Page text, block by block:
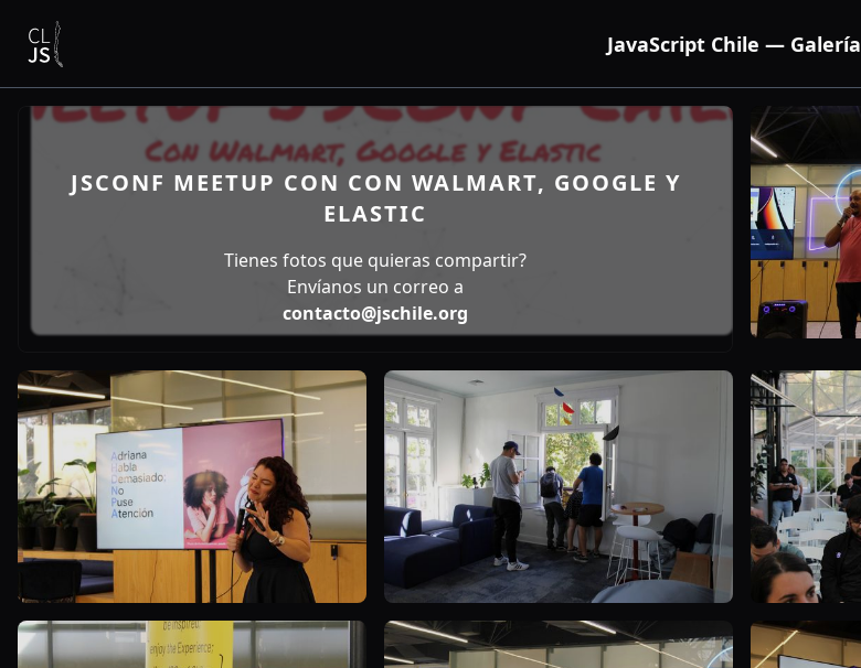
JavaScript Chile — Galería
JSCONF MEETUP CON CON WALMART, GOOGLE Y
ELASTIC
Tienes fotos que quieras compartir?
Envíanos un correo a
contacto@jschile.org